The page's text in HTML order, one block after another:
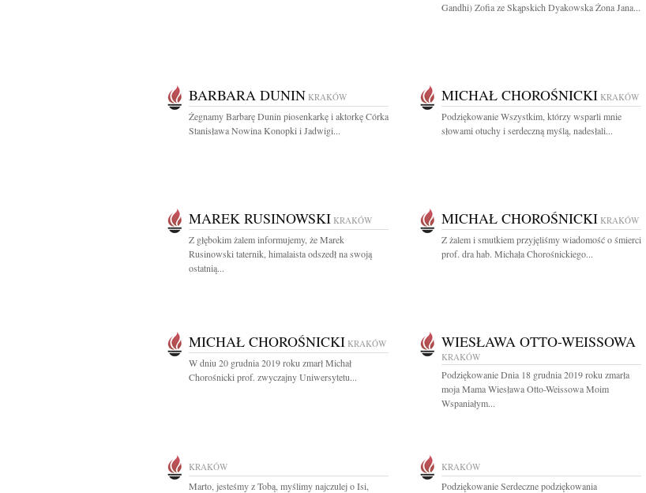
Gandhi) Zofia ze Skąpskich Dyakowska Żona Jana...
BARBARA DUNIN KRAKÓW
Żegnamy Barbarę Dunin piosenkarkę i aktorkę Córka
Stanisława Nowina Konopki i Jadwigi...
MICHAŁ CHOROŚNICKI KRAKÓW
Podziękowanie Wszystkim, którzy wsparli mnie
słowami otuchy i serdeczną myślą, nadesłali...
MAREK RUSINOWSKI KRAKÓW
Z głębokim żalem informujemy, że Marek
Rusinowski taternik, himalaista odszedł na swoją
ostatnią...
MICHAŁ CHOROŚNICKI KRAKÓW
Z żalem i smutkiem przyjęliśmy wiadomość o śmierci
prof. dra hab. Michała Chorośnickiego...
MICHAŁ CHOROŚNICKI KRAKÓW
W dniu 20 grudnia 2019 roku zmarł Michał
Chorośnicki prof. zwyczajny Uniwersytetu...
WIESŁAWA OTTO-WEISSOWA
KRAKÓW
Podziękowanie Dnia 18 grudnia 2019 roku zmarła
moja Mama Wiesława Otto-Weissowa Moim
Wspaniałym...
KRAKÓW
Marto, jesteśmy z Tobą, myślimy najczulej o Isi,
KRAKÓW
Podziękowanie Serdeczne podziękowania